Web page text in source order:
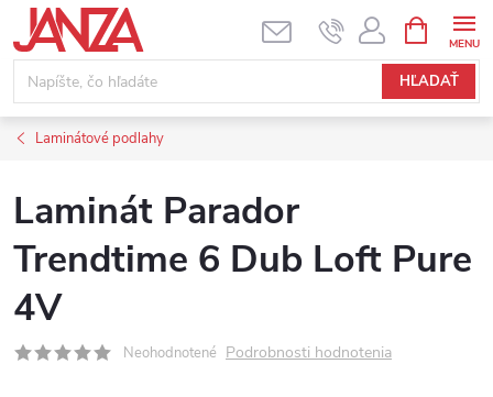
Prejsť na obsah
HĽADAŤ
Laminátové podlahy
Laminát Parador
Trendtime 6 Dub Loft Pure
4V
Neohodnotené Podrobnosti hodnotenia